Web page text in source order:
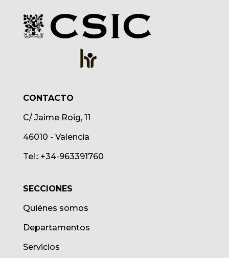
CONTACTO
C/ Jaime Roig, 11
46010 - Valencia
Tel.: +34-963391760
SECCIONES
Quiénes somos
Departamentos
Servicios